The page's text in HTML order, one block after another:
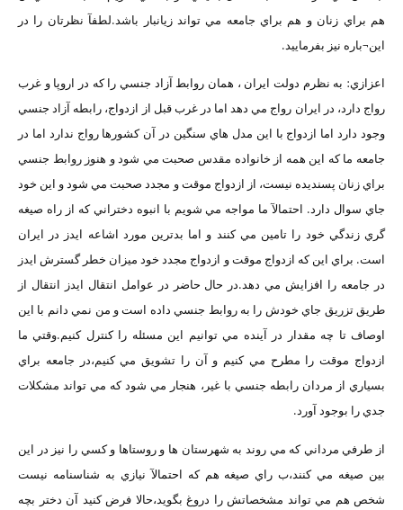
هم براي زنان و هم براي جامعه مي تواند زيانبار باشد.لطفآ نظرتان را در
اين¬باره نيز بفرماييد.
اعزازي: به نظرم دولت ايران ، همان روابط آزاد جنسي را که در اروپا و غرب
رواج دارد، در ايران رواج مي دهد اما در غرب قبل از ازدواج، رابطه آزاد جنسي
وجود دارد اما ازدواج با اين مدل هاي سنگين در آن کشورها رواج ندارد اما در
جامعه ما که اين همه از خانواده مقدس صحبت مي شود و هنوز روابط جنسي
براي زنان پسنديده نيست، از ازدواج موقت و مجدد صحبت مي شود و اين خود
جاي سوال دارد. احتمالآ ما مواجه مي شويم با انبوه دختراني که از راه صيغه
گري زندگي خود را تامين مي کنند و اما بدترين مورد اشاعه ايدز در ايران
است. براي اين که ازدواج موقت و ازدواج مجدد خود ميزان خطر گسترش ايدز
در جامعه را افزايش مي دهد.در حال حاضر در عوامل انتقال ايدز انتقال از
طريق تزريق جاي خودش را به روابط جنسي داده است و من نمي دانم با اين
اوصاف تا چه مقدار در آينده مي توانيم اين مسئله را کنترل کنيم.وقتي ما
ازدواج موقت را مطرح مي کنيم و آن را تشويق مي کنيم،در جامعه براي
بسياري از مردان رابطه جنسي با غير، هنجار مي شود که مي تواند مشکلات
جدي را بوجود آورد.
از طرفي مرداني که مي روند به شهرستان ها و روستاها و کسي را نيز در اين
بين صيغه مي کنند،ب راي صيغه هم که احتمالآ نيازي به شناسنامه نيست
شخص هم مي تواند مشخصاتش را دروغ بگويد،حالا فرض کنيد آن دختر بچه